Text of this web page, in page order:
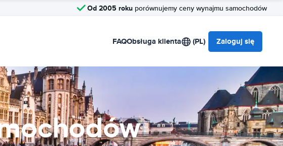
Od 2005 roku porównujemy ceny wynajmu samochodów
FAQObsługa klienta (PL) Zaloguj się